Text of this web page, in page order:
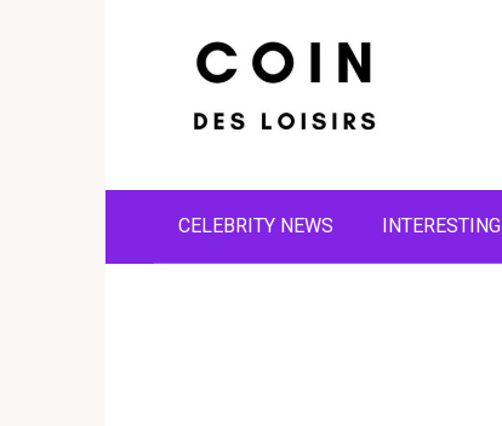
CELEBRITY NEWS INTERESTING